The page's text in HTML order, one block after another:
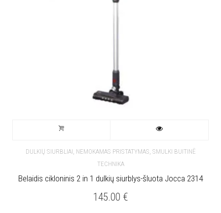
DULKIŲ SIURBLIAI, NEMOKAMAS PRISTATYMAS, SMULKI BUITINĖ
TECHNIKA
Belaidis cikloninis 2 in 1 dulkių siurblys-šluota Jocca 2314
145.00 €